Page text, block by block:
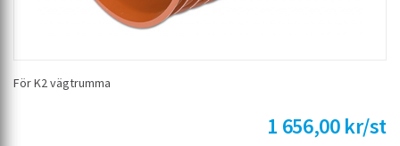
För K2 vägtrumma
1 656,00 kr/st